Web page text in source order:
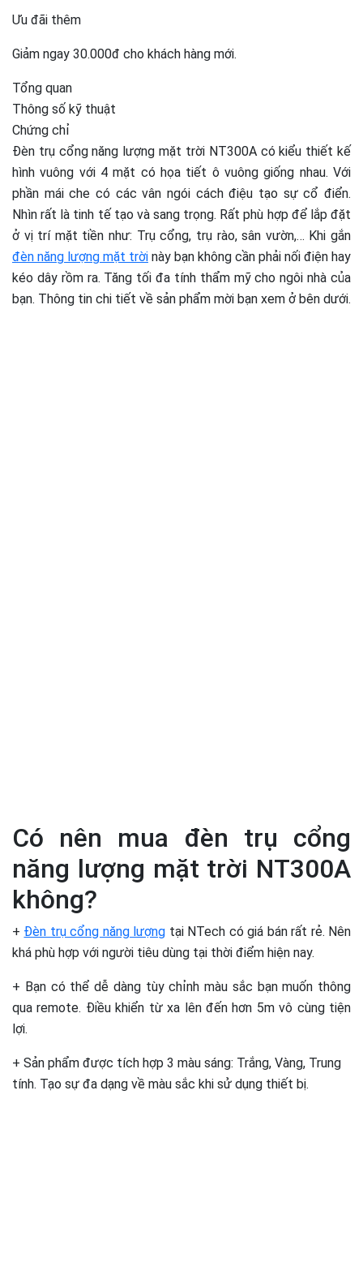
Ưu đãi thêm
Giảm ngay 30.000đ cho khách hàng mới.
Tổng quan
Thông số kỹ thuật
Chứng chỉ
Đèn trụ cổng năng lượng mặt trời NT300A có kiểu thiết kế
hình vuông với 4 mặt có họa tiết ô vuông giống nhau. Với
phần mái che có các vân ngói cách điệu tạo sự cổ điển.
Nhìn rất là tinh tế tạo và sang trọng. Rất phù hợp để lắp đặt
ở vị trí mặt tiền như: Trụ cổng, trụ rào, sân vườn,… Khi gắn
đèn năng lượng mặt trời này bạn không cần phải nối điện hay
kéo dây rồm ra. Tăng tối đa tính thẩm mỹ cho ngôi nhà của
bạn. Thông tin chi tiết về sản phẩm mời bạn xem ở bên dưới.
Có nên mua đèn trụ cổng
năng lượng mặt trời NT300A
không?
+ Đèn trụ cổng năng lượng tại NTech có giá bán rất rẻ. Nên
khá phù hợp với người tiêu dùng tại thời điểm hiện nay.
+ Bạn có thể dễ dàng tùy chỉnh màu sắc bạn muốn thông
qua remote. Điều khiển từ xa lên đến hơn 5m vô cùng tiện
lợi.
+ Sản phẩm được tích hợp 3 màu sáng: Trắng, Vàng, Trung
tính. Tạo sự đa dạng về màu sắc khi sử dụng thiết bị.